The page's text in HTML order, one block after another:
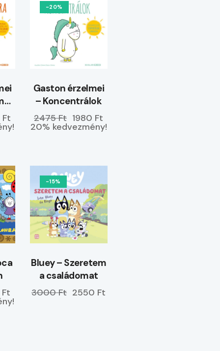
Ft
-20%
Gaston érzelmei
– Koncentrálok
2475 Ft 1980 Ft
20% kedvezmény!
-15%
Bluey – Szeretem
a családomat
3000 Ft 2550 Ft